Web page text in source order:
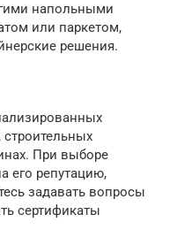
напольными
или паркетом,
решения.
При выборе
его репутацию,
задавать вопросы
сертификаты